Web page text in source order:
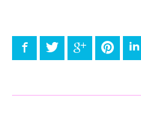
FacebookTwitter Google+